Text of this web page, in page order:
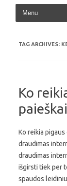
TAG ARCHIVES:
Ko
Ko reikia
draudimas
draudimas
išgirsti tiek per
spaudos